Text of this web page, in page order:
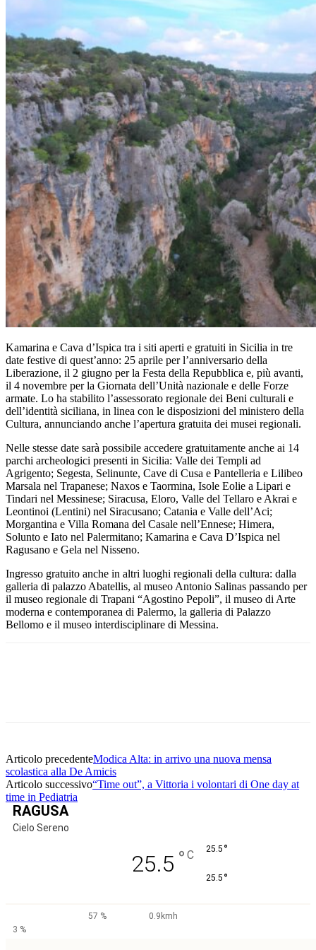
Kamarina e Cava d’Ispica tra i siti aperti e gratuiti in Sicilia in tre
date festive di quest’anno: 25 aprile per l’anniversario della
Liberazione, il 2 giugno per la Festa della Repubblica e, più avanti,
il 4 novembre per la Giornata dell’Unità nazionale e delle Forze
armate. Lo ha stabilito l’assessorato regionale dei Beni culturali e
dell’identità siciliana, in linea con le disposizioni del ministero della
Cultura, annunciando anche l’apertura gratuita dei musei regionali.
Nelle stesse date sarà possibile accedere gratuitamente anche ai 14
parchi archeologici presenti in Sicilia: Valle dei Templi ad
Agrigento; Segesta, Selinunte, Cave di Cusa e Pantelleria e Lilibeo
Marsala nel Trapanese; Naxos e Taormina, Isole Eolie a Lipari e
Tindari nel Messinese; Siracusa, Eloro, Valle del Tellaro e Akrai e
Leontinoi (Lentini) nel Siracusano; Catania e Valle dell’Aci;
Morgantina e Villa Romana del Casale nell’Ennese; Himera,
Solunto e Iato nel Palermitano; Kamarina e Cava D’Ispica nel
Ragusano e Gela nel Nisseno.
Ingresso gratuito anche in altri luoghi regionali della cultura: dalla
galleria di palazzo Abatellis, al museo Antonio Salinas passando per
il museo regionale di Trapani “Agostino Pepoli”, il museo di Arte
moderna e contemporanea di Palermo, la galleria di Palazzo
Bellomo e il museo interdisciplinare di Messina.
Articolo precedenteModica Alta: in arrivo una nuova mensa
scolastica alla De Amicis
Articolo successivo“Time out”, a Vittoria i volontari di One day at
time in Pediatria
RAGUSA
Cielo Sereno
25.5 ° C 25.5 °
25.5 °
57 %
0.9kmh
3 %